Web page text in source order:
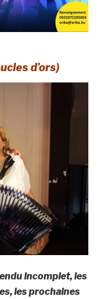
d’ors)
incomplet, les
les prochaines